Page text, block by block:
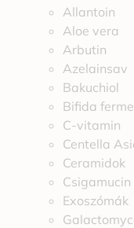
Allantoin
Aloe vera
Arbutin
Azelainsav
Bakuchiol
Bifida
C-vitamin
Centella
Ceramidok
Csigamucin
Exoszómák